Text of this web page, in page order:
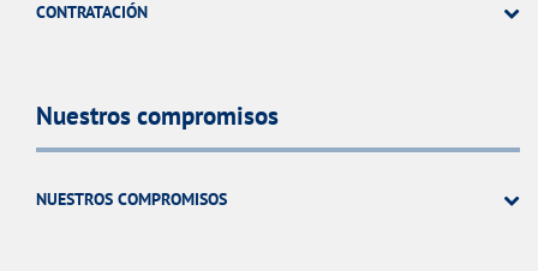
CONTRATACIÓN
Nuestros compromisos
NUESTROS COMPROMISOS